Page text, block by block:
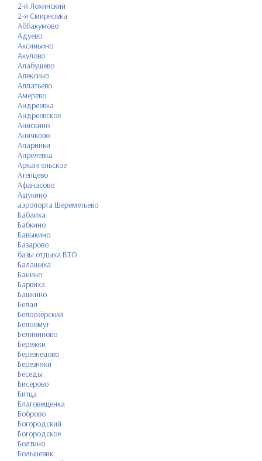
2-й Лохинский
2-я Смирновка
Аббакумово
Адуево
Аксиньино
Акулово
Алабушево
Алексино
Алпатьево
Амерево
Андреевка
Андреевское
Анискино
Аничково
Апаринки
Апрелевка
Архангельское
Атепцево
Афанасово
Ашукино
аэропорта Шереметьево
Бабаиха
Бабкино
Бавыкино
Базарово
базы отдыха ВТО
Балашиха
Банино
Барвиха
Башкино
Белая
Белоозёрский
Белоомут
Беляниново
Бережки
Березнецово
Березняки
Беседы
Бисерово
Битца
Благовещенка
Боброво
Богородский
Богородское
Болтино
Большевик